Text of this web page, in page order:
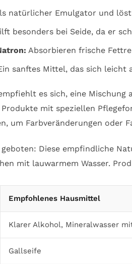
natürlicher Emulgator und
besonders bei Seide, da er
Absorbieren frische
sanftes Mittel, das sich leicht
es sich, eine Mischung
Produkte mit speziellen
um Farbveränderungen oder
Diese empfindliche
mit lauwarmem Wasser.
Empfohlenes Hausmittel
Klarer Alkohol, Mineralwasser
Gallseife